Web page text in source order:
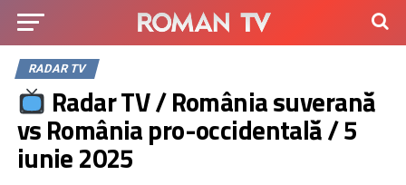
RADAR TV
Radar TV / România suverană
vs România pro-occidentală / 5
iunie 2025